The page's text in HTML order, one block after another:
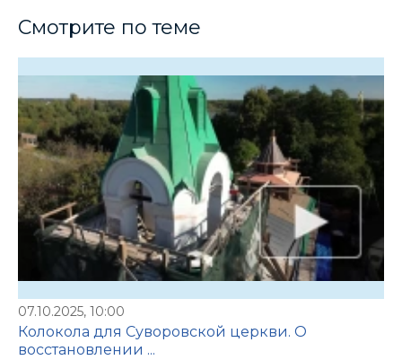
Смотрите по теме
07.10.2025, 10:00
Колокола для Суворовской церкви. О
восстановлении ...